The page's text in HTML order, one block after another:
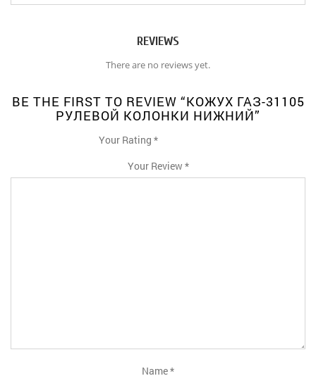
REVIEWS
There are no reviews yet.
BE THE FIRST TO REVIEW “КОЖУХ ГАЗ-31105
РУЛЕВОЙ КОЛОНКИ НИЖНИЙ”
Your Rating *
1 4
Your Review *
Name*